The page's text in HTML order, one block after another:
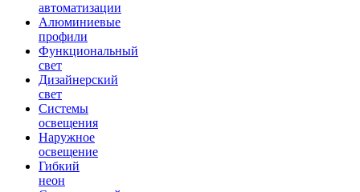
автоматизации
Алюминиевые
профили
Функциональный
свет
Дизайнерский
свет
Системы
освещения
Наружное
освещение
Гибкий
неон